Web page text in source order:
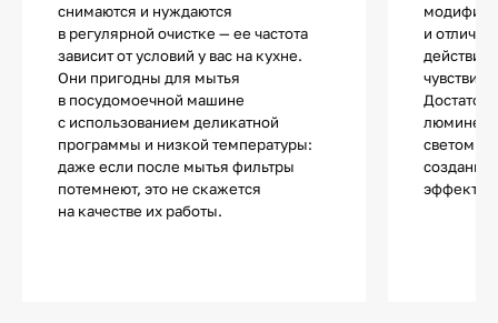
снимаются и нуждаются
в регулярной очистке — ее частота
зависит от условий у вас на кухне.
Они пригодны для мытья
в посудомоечной машине
с использованием деликатной
программы и низкой температуры:
даже если после мытья фильтры
потемнеют, это не скажется
на качестве их работы.
и
светом и
создания